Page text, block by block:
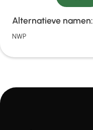
Alternatieve namen:
NWP